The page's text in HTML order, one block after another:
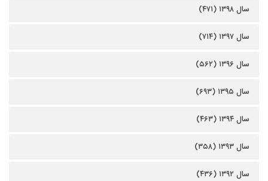
سال ۱۳۹۸ (۴۷۱)
سال ۱۳۹۷ (۷۱۴)
سال ۱۳۹۶ (۵۶۲)
سال ۱۳۹۵ (۶۹۳)
سال ۱۳۹۴ (۴۶۳)
سال ۱۳۹۳ (۳۵۸)
سال ۱۳۹۲ (۴۳۶)